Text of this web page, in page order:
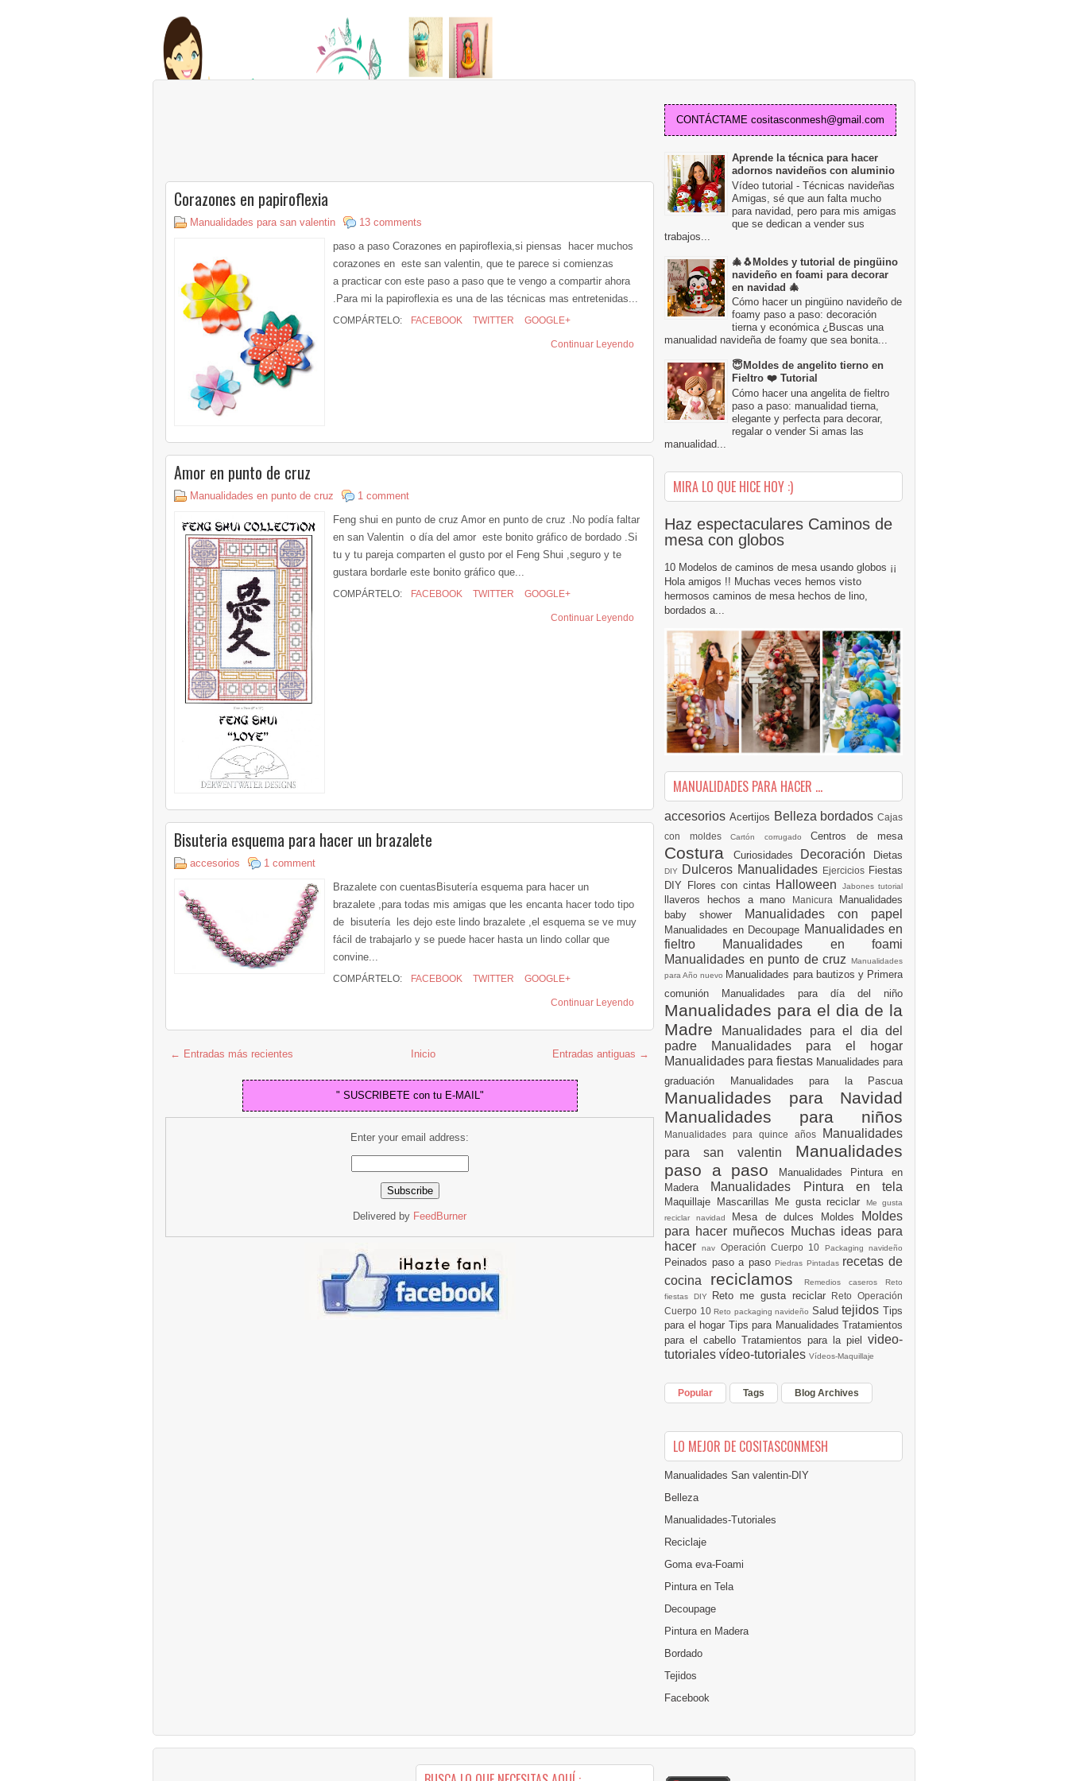
Corazones en papiroflexia
Manualidades para san valentin
13 comments
paso a paso Corazones en papiroflexia,si piensas hacer muchos
corazones en este san valentin, que te parece si comienzas
a practicar con este paso a paso que te vengo a compartir ahora
.Para mi la papiroflexia es una de las técnicas mas entretenidas...
COMPÁRTELO: FACEBOOK TWITTER GOOGLE+
Continuar Leyendo
Amor en punto de cruz
Manualidades en punto de cruz
1 comment
Feng shui en punto de cruz Amor en punto de cruz .No podía faltar
en san Valentin o día del amor este bonito gráfico de bordado .Si
tu y tu pareja comparten el gusto por el Feng Shui ,seguro y te
gustara bordarle este bonito gráfico que...
COMPÁRTELO: FACEBOOK TWITTER GOOGLE+
Continuar Leyendo
Bisuteria esquema para hacer un brazalete
accesorios
1 comment
Brazalete con cuentasBisutería esquema para hacer un
brazalete ,para todas mis amigas que les encanta hacer todo tipo
de bisutería les dejo este lindo brazalete ,el esquema se ve muy
fácil de trabajarlo y se puede hacer hasta un lindo collar que
convine...
COMPÁRTELO: FACEBOOK TWITTER GOOGLE+
Continuar Leyendo
← Entradas más recientes Entradas antiguas →
Inicio
" SUSCRIBETE con tu E-MAIL"
Enter your email address:
Delivered by FeedBurner
CONTÁCTAME cositasconmesh@gmail.com
Aprende la técnica para hacer
adornos navideños con aluminio
Vídeo tutorial - Técnicas navideñas
Amigas, sé que aun falta mucho
para navidad, pero para mis amigas
que se dedican a vender sus
trabajos...
🎄🐧Moldes y tutorial de pingüino
navideño en foami para decorar
en navidad 🎄
Cómo hacer un pingüino navideño de
foamy paso a paso: decoración
tierna y económica ¿Buscas una
manualidad navideña de foamy que sea bonita...
😇Moldes de angelito tierno en
Fieltro ❤️ Tutorial
Cómo hacer una angelita de fieltro
paso a paso: manualidad tierna,
elegante y perfecta para decorar,
regalar o vender Si amas las
manualidad...
MIRA LO QUE HICE HOY :)
Haz espectaculares Caminos de
mesa con globos
10 Modelos de caminos de mesa usando globos ¡¡
Hola amigos !! Muchas veces hemos visto
hermosos caminos de mesa hechos de lino,
bordados a...
MANUALIDADES PARA HACER ...
accesorios Acertijos Belleza bordados Cajas
con moldes Cartón corrugado Centros de mesa
Costura Curiosidades Decoración Dietas
DIY Dulceros Manualidades Ejercicios Fiestas
DIY Flores con cintas Halloween Jabones tutorial
llaveros hechos a mano Manicura Manualidades
baby shower
Manualidades con papel
Manualidades en Decoupage Manualidades en
fieltro Manualidades en foami
Manualidades en punto de cruz
Manualidades
para Año nuevo Manualidades para bautizos y Primera
comunión Manualidades para día del niño
Manualidades para el dia de la
Madre
Manualidades para el dia del
padre
Manualidades para el hogar
Manualidades para fiestas Manualidades para
graduación Manualidades para la Pascua
Manualidades para Navidad
Manualidades para niños
Manualidades para quince años
Manualidades
para san valentin Manualidades
paso a paso
Manualidades Pintura en
Madera
Manualidades Pintura en tela
Maquillaje Mascarillas Me gusta reciclar
Me gusta
reciclar navidad Mesa de dulces Moldes
Moldes
para hacer muñecos Muchas ideas para
hacernav Operación Cuerpo 10 Packaging navideño
Peinados paso a pasoPiedras Pintadas recetas de
cocina reciclamos Remedios caseros Reto
fiestas DIY Reto me gusta reciclar
Reto Operación
Cuerpo 10Reto packaging navideño SaludtejidosTips
para el hogar Tips para Manualidades Tratamientos
para el cabello Tratamientos para la piel video-
tutoriales vídeo-tutoriales Vídeos-Maquillaje
Popular Tags Blog Archives
LO MEJOR DE COSITASCONMESH
Manualidades San valentin-DIY
Belleza
Manualidades-Tutoriales
Reciclaje
Goma eva-Foami
Pintura en Tela
Decoupage
Pintura en Madera
Bordado
Tejidos
Facebook